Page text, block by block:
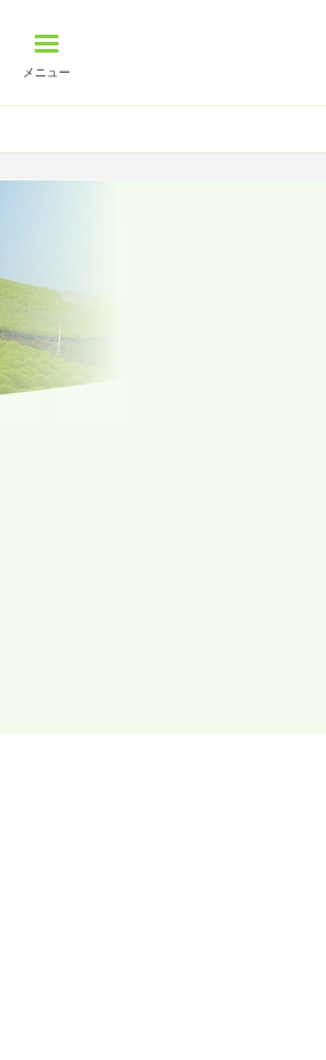
メニュー